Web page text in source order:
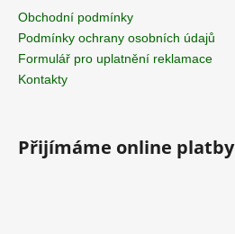
Obchodní podmínky
Podmínky ochrany osobních údajů
Formulář pro uplatnění reklamace
Kontakty
Přijímáme online platby